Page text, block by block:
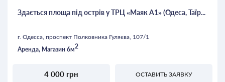
Здається площа під острів у ТРЦ «Маяк А1» (Одеса, Таїр...
г. Одесса, проспект Полковника Гуляєва, 107/1
Аренда, Магазин 6м2
4 000 грн ОСТАВИТЬ ЗАЯВКУ